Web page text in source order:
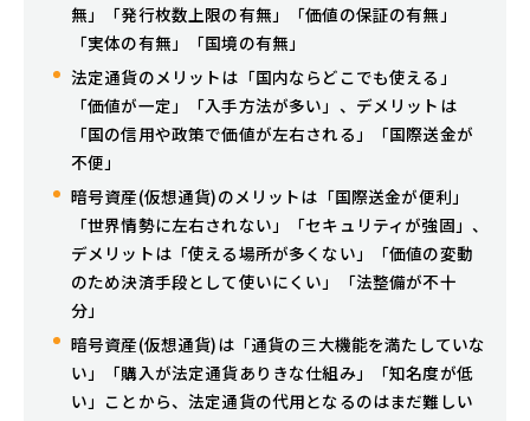
無」「発行枚数上限の有無」「価値の保証の有無」
「実体の有無」「国境の有無」
法定通貨のメリットは「国内ならどこでも使える」
「価値が一定」「入手方法が多い」、デメリットは
「国の信用や政策で価値が左右される」「国際送金が
不便」
暗号資産(仮想通貨)のメリットは「国際送金が便利」
「世界情勢に左右されない」「セキュリティが強固」、
デメリットは「使える場所が多くない」「価値の変動
のため決済手段として使いにくい」「法整備が不十
分」
暗号資産(仮想通貨)は「通貨の三大機能を満たしていな
い」「購入が法定通貨ありきな仕組み」「知名度が低
い」ことから、法定通貨の代用となるのはまだ難しい